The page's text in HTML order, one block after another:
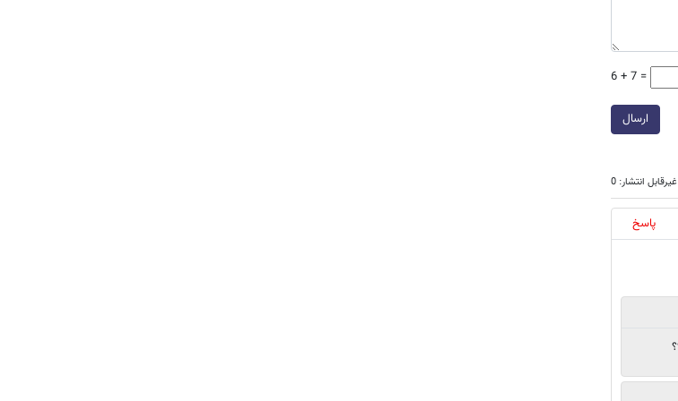
6 + 7 =
ارسال
انتشار: 0
پاسخ